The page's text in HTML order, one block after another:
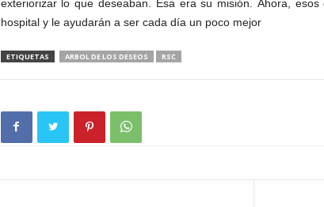
exteriorizar lo que deseaban. Esa era su misión. Ahora,
hospital y le ayudarán a ser cada día un poco mejor
ETIQUETAS ARBOL DE LOS DESEOS RSC